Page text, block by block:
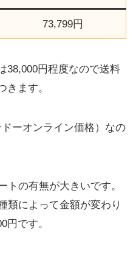
73,799円
38,000円程度なので送料
きます。
ーオンライン価格）なの
トの有無が大きいです。
類によって金額が変わり
円です。